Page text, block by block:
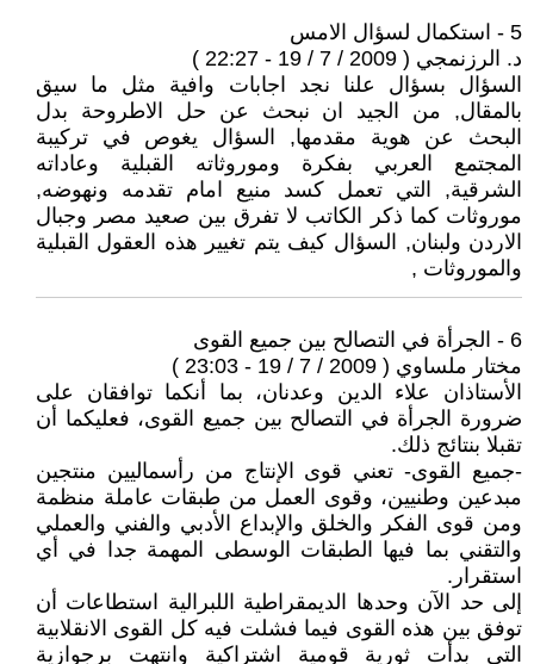
5 - استكمال لسؤال الامس
د. الرزنمجي ( 2009 / 7 / 19 - 22:27 )
السؤال بسؤال علنا نجد اجابات وافية مثل ما سيق
بالمقال, من الجيد ان نبحث عن حل الاطروحة بدل
البحث عن هوية مقدمها, السؤال يغوص في تركيبة
المجتمع العربي بفكرة وموروثاته القبلية وعاداته
الشرقية, التي تعمل كسد منيع امام تقدمه ونهوضه,
موروثات كما ذكر الكاتب لا تفرق بين صعيد مصر وجبال
الاردن ولبنان, السؤال كيف يتم تغيير هذه العقول القبلية
والموروثات ,
6 - الجرأة في التصالح بين جميع القوى
مختار ملساوي ( 2009 / 7 / 19 - 23:03 )
الأستاذان علاء الدين وعدنان، بما أنكما توافقان على
ضرورة الجرأة في التصالح بين جميع القوى، فعليكما أن
تقبلا بنتائج ذلك.
-جميع القوى- تعني قوى الإنتاج من رأسماليين منتجين
مبدعين وطنيين، وقوى العمل من طبقات عاملة منظمة
ومن قوى الفكر والخلق والإبداع الأدبي والفني والعملي
والتقني بما فيها الطبقات الوسطى المهمة جدا في أي
استقرار.
إلى حد الآن وحدها الديمقراطية اللبرالية استطاعات أن
توفق بين هذه القوى فيما فشلت فيه كل القوى الانقلابية
التي بدأت ثورية قومية اشتراكية وانتهت برجوازية